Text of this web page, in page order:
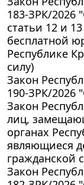
183-ЗРК/2026
статьи 12 и
бесплатной
Республике
силу)
Закон
190-ЗРК/2026
Закон
лиц,
органах
являющиеся
гражданской
Закон